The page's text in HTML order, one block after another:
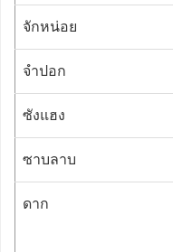
จักหน่อย
จำปอก
ซังแฮง
ซาบลาบ
ดาก